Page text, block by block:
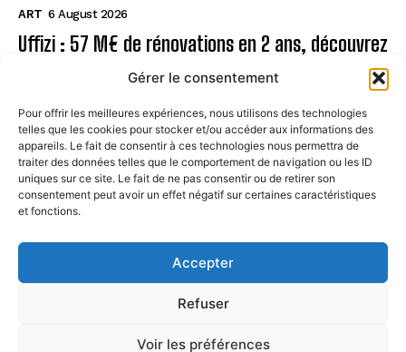
Gérer le consentement
Pour offrir les meilleures expériences, nous utilisons des technologies
telles que les cookies pour stocker et/ou accéder aux informations des
appareils. Le fait de consentir à ces technologies nous permettra de
traiter des données telles que le comportement de navigation ou les ID
uniques sur ce site. Le fait de ne pas consentir ou de retirer son
consentement peut avoir un effet négatif sur certaines caractéristiques
et fonctions.
Accepter
Refuser
Voir les préférences
ART 6 August 2026
Uffizi : 57 M€ de rénovations en 2 ans, découvrez
Page
CONTACT
MENTIONS LÉGALES